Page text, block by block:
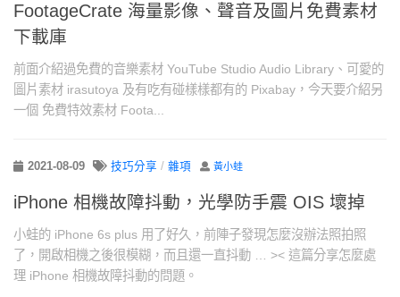
FootageCrate 海量影像、聲音及圖片免費素材
下載庫
前面介紹過免費的音樂素材 YouTube Studio Audio Library、可愛的
圖片素材 irasutoya 及有吃有碰樣樣都有的 Pixabay，今天要介紹另
一個 免費特效素材 Foota...
2021-08-09 技巧分享 / 雜項 黃小蛙
iPhone 相機故障抖動，光學防手震 OIS 壞掉
小蛙的 iPhone 6s plus 用了好久，前陣子發現怎麼沒辦法照拍照
了，開啟相機之後很模糊，而且還一直抖動 … >< 這篇分享怎麼處
理 iPhone 相機故障抖動的問題。